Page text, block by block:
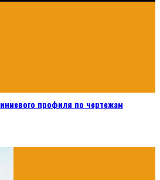
профиля по чертежам